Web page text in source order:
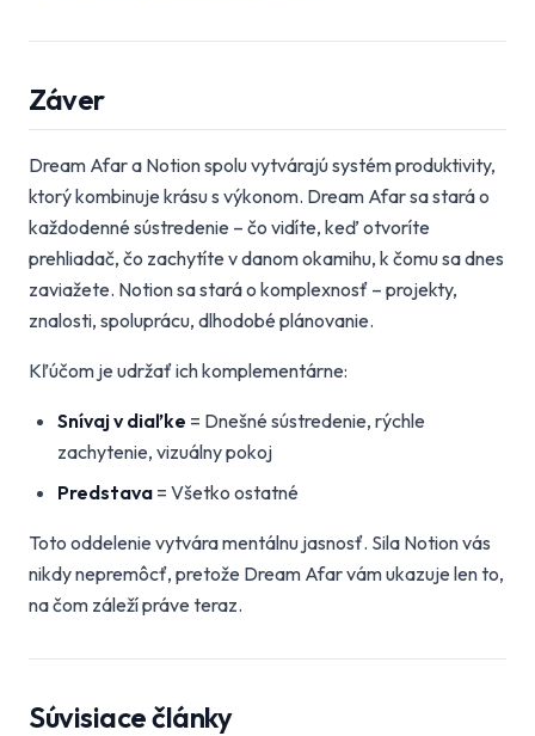
Záver
Dream Afar a Notion spolu vytvárajú systém produktivity,
ktorý kombinuje krásu s výkonom. Dream Afar sa stará o
každodenné sústredenie – čo vidíte, keď otvoríte
prehliadač, čo zachytíte v danom okamihu, k čomu sa dnes
zaviažete. Notion sa stará o komplexnosť – projekty,
znalosti, spoluprácu, dlhodobé plánovanie.
Kľúčom je udržať ich komplementárne:
Snívaj v diaľke = Dnešné sústredenie, rýchle
zachytenie, vizuálny pokoj
Predstava = Všetko ostatné
Toto oddelenie vytvára mentálnu jasnosť. Sila Notion vás
nikdy nepremôcť, pretože Dream Afar vám ukazuje len to,
na čom záleží práve teraz.
Súvisiace články